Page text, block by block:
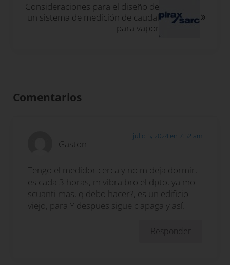
Consideraciones para el diseño de
un sistema de medición de caudal
para vapor
Comentarios
Gaston
julio 5, 2024 en 7:52 am
Tengo el medidor cerca y no m deja dormir,
es cada 3 horas, m vibra bro el dpto, ya mo
scuanti mas, q debo hacer?, es un edificio
viejo, para Y despues sigue c apaga y así.
Responder